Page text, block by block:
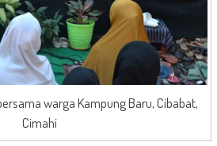
warga Kampung Baru, Cibabat,
Cimahi